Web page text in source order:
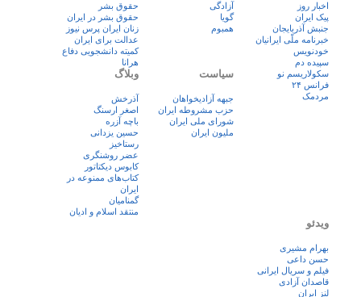
اخبار روز
پيک ايران
جنبش آذربایجان
خبرنامه ملّی ایرانیان
خودنویس
سپیده دم
سکولاریسم نو
فرانس ۲۴
مردمک
آزادگی
گویا
همبوم
حقوق بشر
حقوق بشر در ایران
زنان ايران پرس نيوز
عدالت برای ایران
کمیته دانشجویی دفاع
هرانا
سیاست
جبهه آزادیخواهان
حزب مشروطه ایران
شورای ملی ایران
ملیون ایران
وبلاگ
آذرخش
اصغر ارسنگ
باچه آزره
حسین یزدانی
رستاخیز
عضر روشنگری
کابوس دیکتاتور
کتاب‌های ممنوعه در
ایران
گمنامیان
منتقد اسلام و ادیان
ویدئو
بهرام مشیری
حسن داعی
فيلم و سريال ايرانی
قاصدان آزادی
لنز ایران